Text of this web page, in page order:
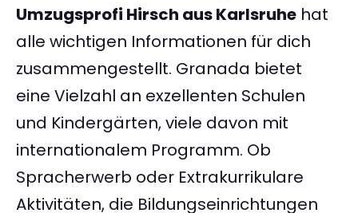
Umzugsprofi Hirsch aus Karlsruhe hat
alle wichtigen Informationen für dich
zusammengestellt. Granada bietet
eine Vielzahl an exzellenten Schulen
und Kindergärten, viele davon mit
internationalem Programm. Ob
Spracherwerb oder Extrakurrikulare
Aktivitäten, die Bildungseinrichtungen